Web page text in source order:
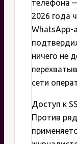
телефона
2026 года
WhatsApp-
ничего не
сети
Доступ к
Против